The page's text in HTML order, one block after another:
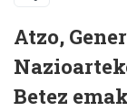
Atzo,
Betez